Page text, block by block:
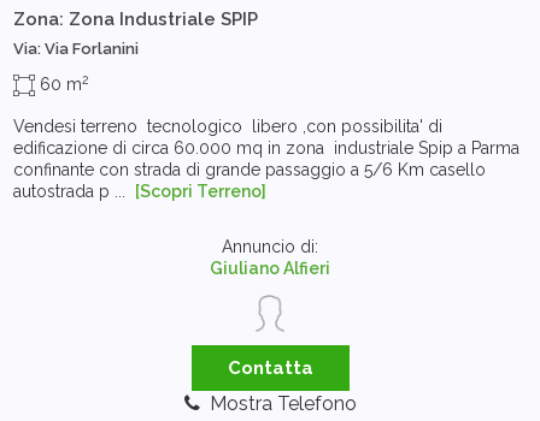
Zona: Zona Industriale SPIP
Via: Via Forlanini
60 m2
Vendesi terreno tecnologico libero ,con possibilita' di
edificazione di circa 60.000 mq in zona industriale Spip a Parma
confinante con strada di grande passaggio a 5/6 Km casello
autostrada p ...
[Scopri Terreno]
Annuncio di:
Giuliano Alfieri
Contatta
Mostra Telefono